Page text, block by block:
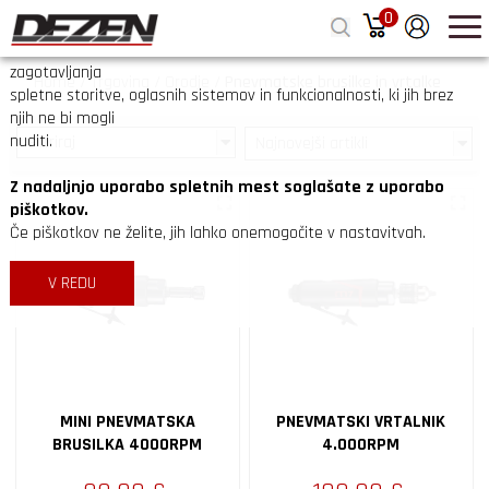
0
Home / Trgovina
Filtriraj
MINI PNEVMATSKA
BRUSILKA 4000RPM
PNEVMATSKI VRTALNIK
4.000RPM
zapri
Na spletnih straneh Dezen.si uporabljamo piškotke z namenom
zagotavljanja
spletne storitve, oglasnih sistemov in funkcionalnosti, ki jih brez
njih ne bi mogli
nuditi.
Z nadaljnjo uporabo spletnih mest soglašate z uporabo
piškotkov.
Če piškotkov ne želite, jih lahko onemogočite v nastavitvah.
V REDU